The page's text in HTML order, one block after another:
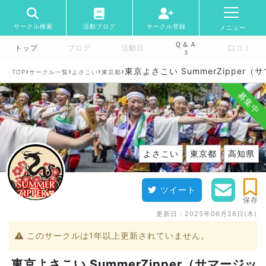
サークル検索 活動ブログ サークル登録 メニュー
トップ ブログ 活動日 Ｑ＆Ａ
3 口コミ
TOP›サークル一覧 › よさこい›東京都›東京よさこい SummerZipper（サ
募集中
よさこい 東京都 高知県
ツイート
保存
更新日： 2025年06月26日(木)
このサークルは1年以上更新されていません。